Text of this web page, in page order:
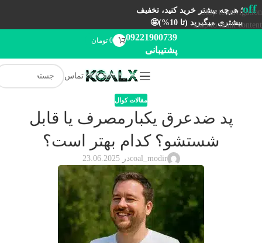
Skip to navigation
Skip to main content
off؛ هرچه بیشتر خرید کنید، تخفیف
بیشتری میگیرید (تا 10%)🤩
09221900739
پشتیبانی
0 تومان
تماس
مقالات کوال
پد ضدعرق یکبارمصرف یا قابل
شستشو؟ کدام بهتر است؟
coal_modirدر 23.06.2025